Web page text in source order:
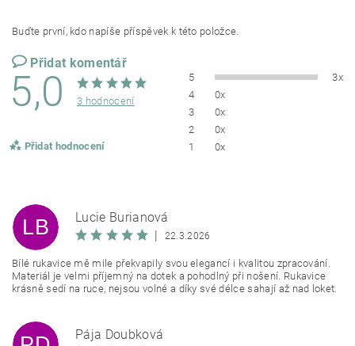
Buďte první, kdo napíše příspěvek k této položce.
Přidat komentář
5,0 3 hodnocení
Přidat hodnocení
5
3x
4
0x
3
0x
2
0x
1
0x
LB
Lucie Burianová
|
22.3.2026
Bílé rukavice mě mile překvapily svou elegancí i kvalitou zpracování.
Materiál je velmi příjemný na dotek a pohodlný při nošení. Rukavice
krásně sedí na ruce, nejsou volné a díky své délce sahají až nad loket.
Pája Doubková